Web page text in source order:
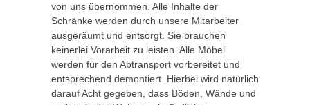
von uns übernommen. Alle Inhalte der
Schränke werden durch unsere Mitarbeiter
ausgeräumt und entsorgt. Sie brauchen
keinerlei Vorarbeit zu leisten. Alle Möbel
werden für den Abtransport vorbereitet und
entsprechend demontiert. Hierbei wird natürlich
darauf Acht gegeben, dass Böden, Wände und